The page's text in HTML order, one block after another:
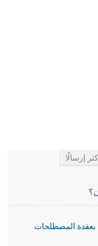
إرسالًا
المصطلحات